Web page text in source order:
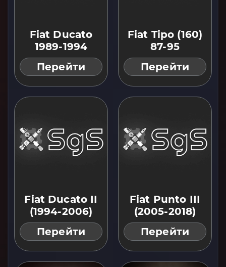
Fiat Ducato
1989-1994
Перейти
Fiat Tipo (160)
87-95
Перейти
Fiat Ducato II
(1994-2006)
Перейти
Fiat Punto III
(2005-2018)
Перейти